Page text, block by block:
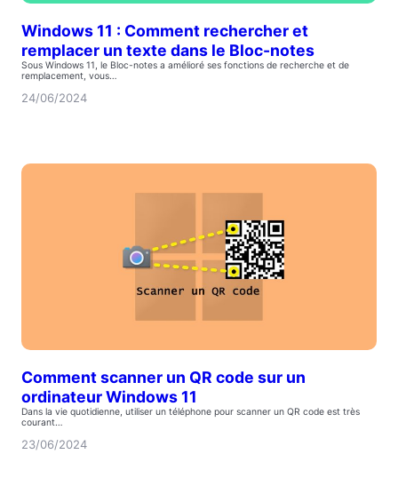
Windows 11 : Comment rechercher et
remplacer un texte dans le Bloc-notes
Sous Windows 11, le Bloc-notes a amélioré ses fonctions de recherche et de
remplacement, vous…
24/06/2024
Comment scanner un QR code sur un
ordinateur Windows 11
Dans la vie quotidienne, utiliser un téléphone pour scanner un QR code est très
courant…
23/06/2024